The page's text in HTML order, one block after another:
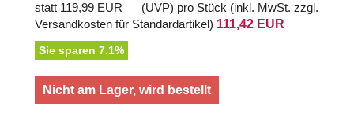
statt 119,99 EUR (UVP) pro Stück (inkl. MwSt. zzgl.
Versandkosten für Standardartikel) 111,42 EUR
Sie sparen 7.1%
Nicht am Lager, wird bestellt